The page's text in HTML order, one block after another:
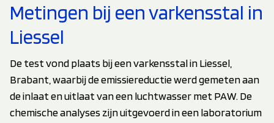
Metingen bij een varkensstal in
Liessel
De test vond plaats bij een varkensstal in Liessel,
Brabant, waarbij de emissiereductie werd gemeten aan
de inlaat en uitlaat van een luchtwasser met PAW. De
chemische analyses zijn uitgevoerd in een laboratorium